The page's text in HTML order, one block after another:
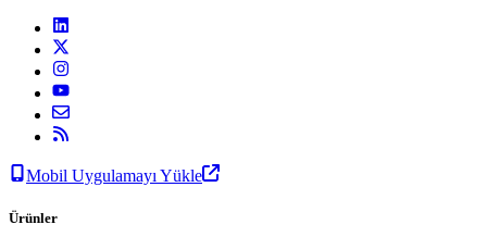
Mobil Uygulamayı Yükle
Ürünler